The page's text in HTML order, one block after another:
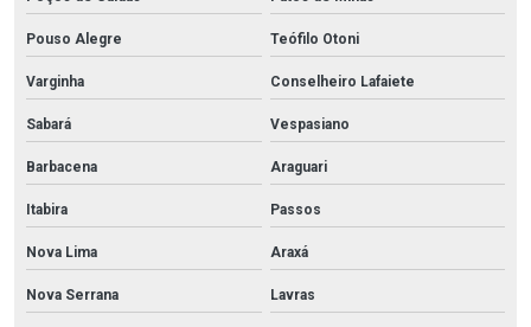
Pouso Alegre Teófilo Otoni
Varginha Conselheiro Lafaiete
Sabará Vespasiano
Barbacena Araguari
Itabira Passos
Nova Lima Araxá
Nova Serrana Lavras